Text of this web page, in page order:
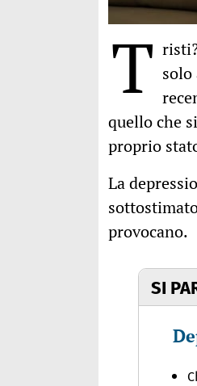
T
quello che
proprio
La
provocano.
SI